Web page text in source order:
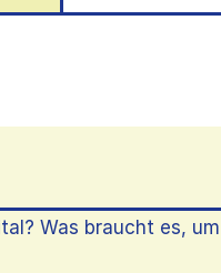
Was braucht es,